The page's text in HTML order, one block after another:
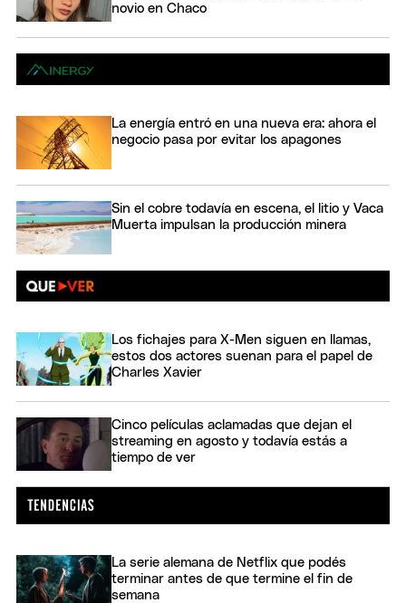
novio en Chaco
La energía entró en una nueva era: ahora el
negocio pasa por evitar los apagones
Sin el cobre todavía en escena, el litio y Vaca
Muerta impulsan la producción minera
Los fichajes para X-Men siguen en llamas,
estos dos actores suenan para el papel de
Charles Xavier
Cinco películas aclamadas que dejan el
streaming en agosto y todavía estás a
tiempo de ver
La serie alemana de Netflix que podés
terminar antes de que termine el fin de
semana